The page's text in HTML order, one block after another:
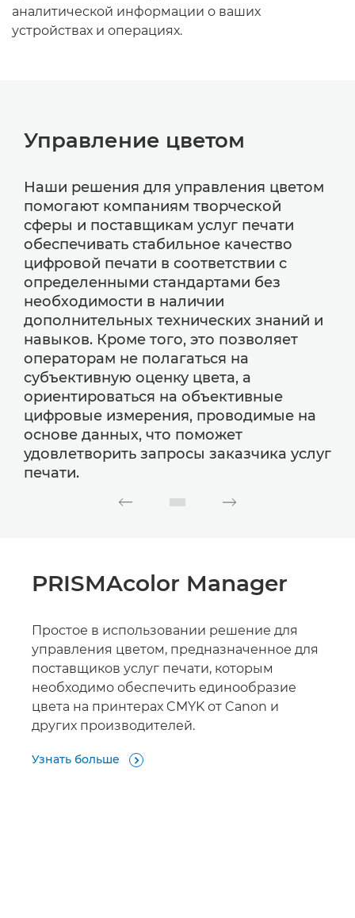
аналитической информации о ваших
устройствах и операциях.
Управление цветом
Наши решения для управления цветом
помогают компаниям творческой
сферы и поставщикам услуг печати
обеспечивать стабильное качество
цифровой печати в соответствии с
определенными стандартами без
необходимости в наличии
дополнительных технических знаний и
навыков. Кроме того, это позволяет
операторам не полагаться на
субъективную оценку цвета, а
ориентироваться на объективные
цифровые измерения, проводимые на
основе данных, что поможет
удовлетворить запросы заказчика услуг
печати.
PRISMAcolor Manager
Простое в использовании решение для
управления цветом, предназначенное для
поставщиков услуг печати, которым
необходимо обеспечить единообразие
цвета на принтерах CMYK от Canon и
других производителей.
Узнать больше 